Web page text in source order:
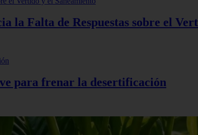
Falta de Respuestas sobre el
para frenar la desertificación